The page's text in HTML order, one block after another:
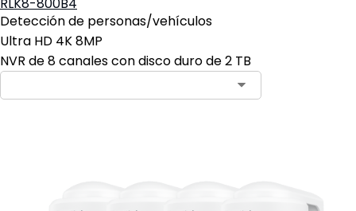
Detección de personas/vehículos
Ultra HD 4K 8MP
NVR de 8 canales con disco duro de 2 TB